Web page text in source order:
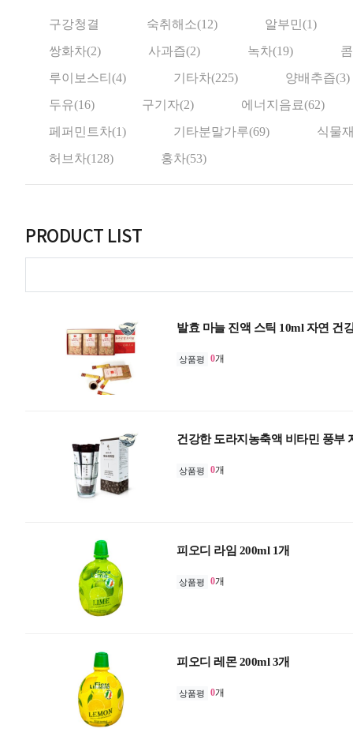
구강청결 숙취해소(12) 알부민(1)
쌍화차(2)
사과즙(2) 녹차(19)
루이보스티(4)
기타차(225) 양배추즙(3)
두유(16)
구기자(2) 에너지음료(62)
페퍼민트차(1)
기타분말가루(69) 식물
허브차(128)
홍차(53)
PRODUCT LIST
발효 마늘 진액 스틱 10ml 자연 건
상품평 0개
건강한 도라지농축액 비타민 풍부
상품평 0개
피오디 라임 200ml 1개
상품평 0개
피오디 레몬 200ml 3개
상품평 0개